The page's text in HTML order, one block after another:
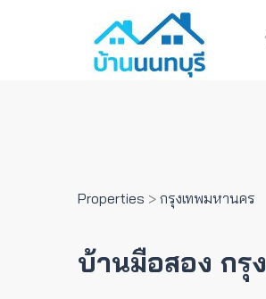
Properties > กรุงเทพมหานคร
บ้านมือสอง กรุ